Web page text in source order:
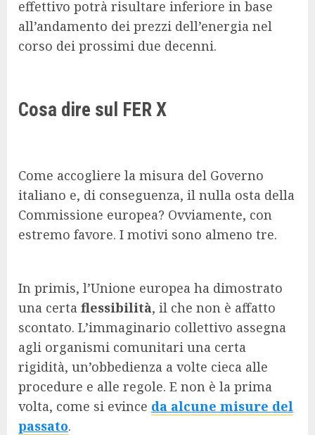
effettivo potrà risultare inferiore in base
all’andamento dei prezzi dell’energia nel
corso dei prossimi due decenni.
Cosa dire sul FER X
Come accogliere la misura del Governo
italiano e, di conseguenza, il nulla osta della
Commissione europea? Ovviamente, con
estremo favore. I motivi sono almeno tre.
In primis, l’Unione europea ha dimostrato
una certa flessibilità, il che non è affatto
scontato. L’immaginario collettivo assegna
agli organismi comunitari una certa
rigidità, un’obbedienza a volte cieca alle
procedure e alle regole. E non è la prima
volta, come si evince da alcune misure del
passato.